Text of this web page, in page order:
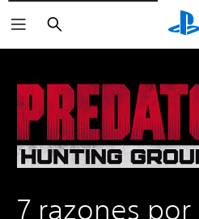
Buscar
7 razones por